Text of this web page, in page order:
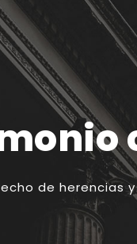
de herencias